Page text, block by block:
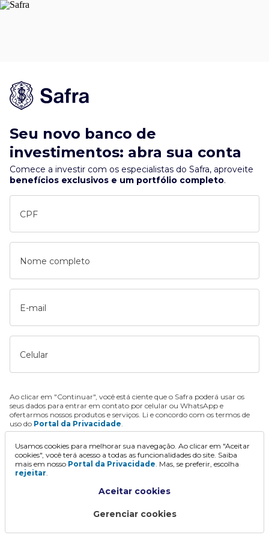
Seu novo banco de
investimentos: abra sua conta
Comece a investir com os especialistas do Safra, aproveite
benefícios exclusivos e um portfólio completo.
CPF
Nome completo
E-mail
Celular
Ao clicar em "Continuar", você está ciente que o Safra poderá usar os
seus dados para entrar em contato por celular ou WhatsApp e
ofertarmos nossos produtos e serviços. Li e concordo com os termos de
uso do Portal da Privacidade.
Continuar
Usamos cookies para melhorar sua navegação. Ao clicar em "Aceitar
cookies", você terá acesso a todas as funcionalidades do site. Saiba
mais em nosso Portal da Privacidade. Mas, se preferir, escolha
rejeitar.
Aceitar cookies
Gerenciar cookies